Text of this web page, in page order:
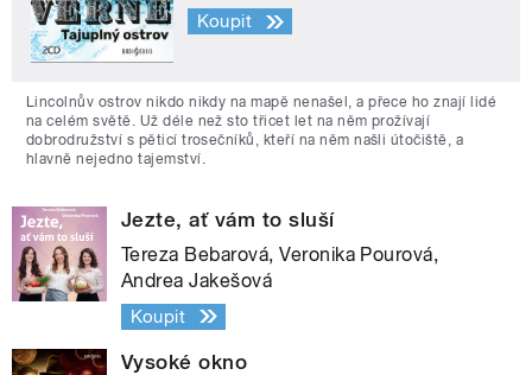
Koupit
Lincolnův ostrov nikdo nikdy na mapě nenašel, a přece ho znají lidé
na celém světě. Už déle než sto třicet let na něm prožívají
dobrodružství s pěticí trosečníků, kteří na něm našli útočiště, a
hlavně nejedno tajemství.
Jezte, ať vám to sluší
Tereza Bebarová, Veronika Pourová,
Andrea Jakešová
Koupit
Vysoké okno